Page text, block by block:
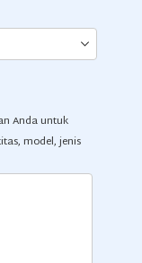
Anda untuk
model, jenis